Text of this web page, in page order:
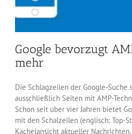
Google bevorzugt
mehr
Die Schlagzeilen der Google-
ausschließlich Seiten mit AMP-
Schon seit über vier Jahren bietet
mit den Schalzeilen (englisch: Top-
Kachelansicht aktueller